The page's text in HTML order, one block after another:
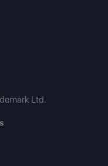
Ltd.